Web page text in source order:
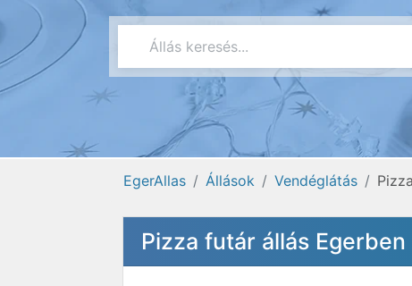
EgerAllas Állások Vendéglátás
Pizza futár állás